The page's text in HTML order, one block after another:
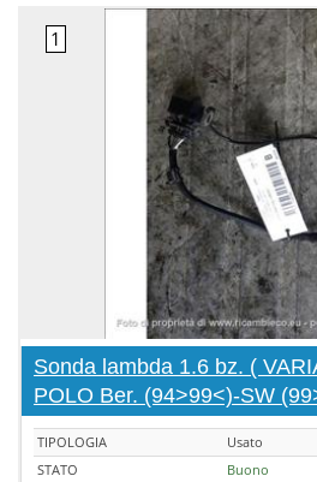
Sonda lambda 1.6 bz. (
POLO Ber. (94>99<)-SW
TIPOLOGIA
Usato
STATO
Buono